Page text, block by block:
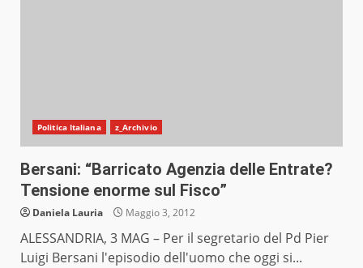
Politica Italiana z_Archivio
Bersani: “Barricato Agenzia delle Entrate?
Tensione enorme sul Fisco”
Daniela Lauria Maggio 3, 2012
ALESSANDRIA, 3 MAG – Per il segretario del Pd Pier
Luigi Bersani l'episodio dell'uomo che oggi si...